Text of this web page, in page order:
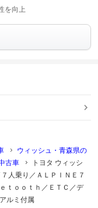
を向上
ウィッシュ・青森県の
古車
トヨタ ウィッシ
人乗り／ＡＬＰＩＮＥ７
ｔｏｏｔｈ／ＥＴＣ／デ
ルミ付属